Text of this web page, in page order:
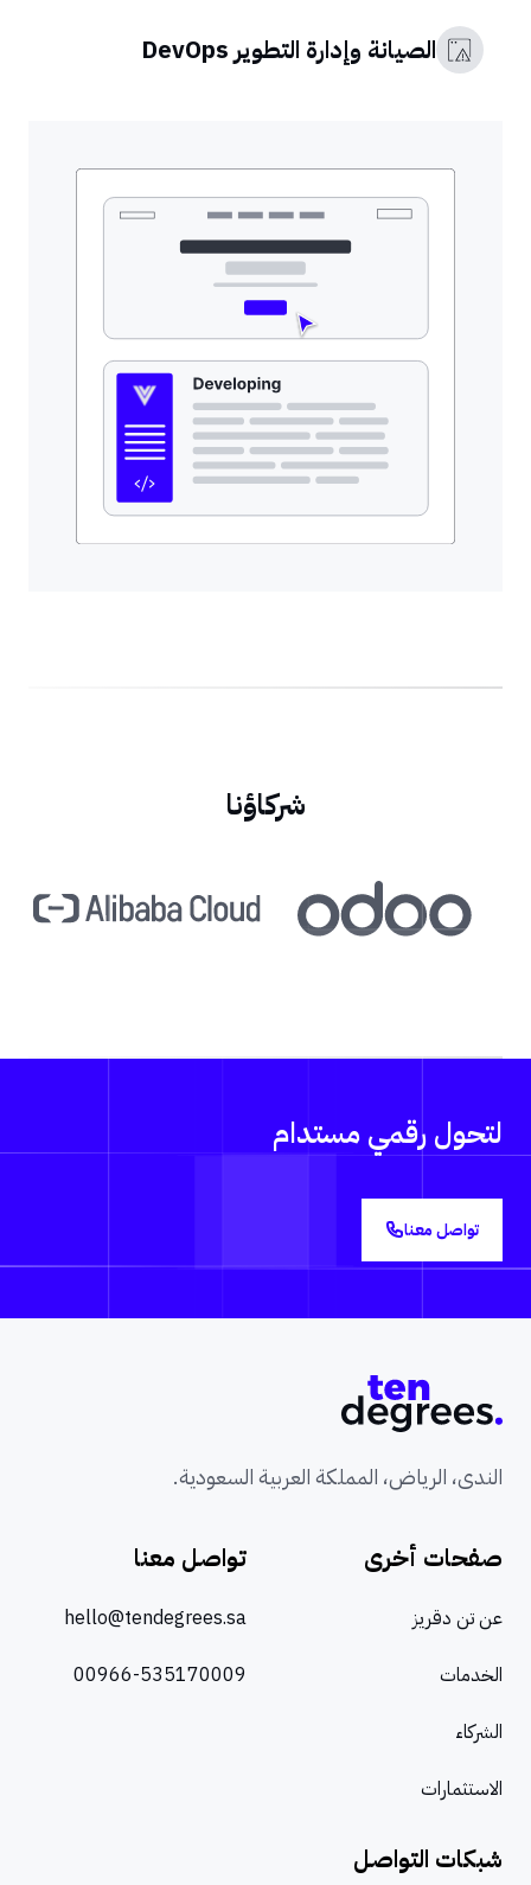
الصيانة وإدارة التطوير DevOps
شركاؤنا
لتحول رقمي مستدام
تواصل معنا
الندى، الرياض، المملكة العربية السعودية.
صفحات أخرى
عن تن دقريز
الخدمات
الشركاء
الاستثمارات
تواصل معنا
hello@tendegrees.sa
00966-535170009
شبكات التواصل